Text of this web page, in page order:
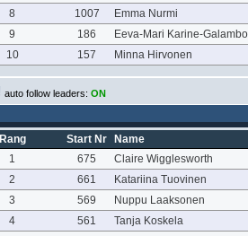
8
1007
Emma Nurmi
9
186
Eeva-Mari Karine-
10
157 Minna Hirvonen
auto follow leaders: ON
Rang Start Nr
Name
1
675
Claire Wigglesworth
2
661
Katariina Tuovinen
3
569
Nuppu Laaksonen
4
561
Tanja Koskela